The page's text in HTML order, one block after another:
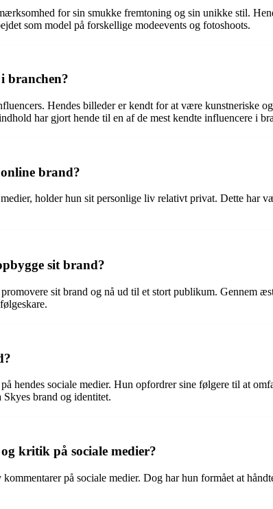
for sin smukke fremtoning og sin unikke stil.
som model på forskellige modeevents og fotoshoots.
branchen?
Hendes billeder er kendt for at være kunstneriske
har gjort hende til en af de mest kendte influencere i
brand?
holder hun sit personlige liv relativt privat. Dette har
sit brand?
sit brand og nå ud til et stort publikum. Gennem
hendes sociale medier. Hun opfordrer sine følgere til at
brand og identitet.
kritik på sociale medier?
på sociale medier. Dog har hun formået at